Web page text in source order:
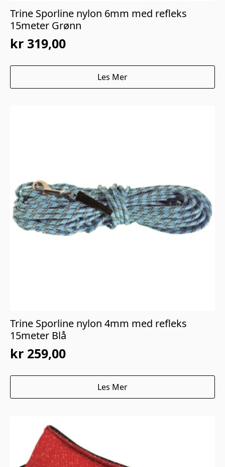
Trine Sporline nylon 6mm med refleks
15meter Grønn
kr 319,00
Les Mer
Trine Sporline nylon 4mm med refleks
15meter Blå
kr 259,00
Les Mer